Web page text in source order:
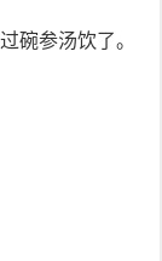
碗参汤饮了。